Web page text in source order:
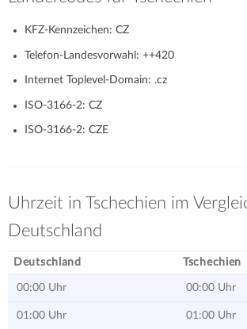
KFZ-Kennzeichen: CZ
Telefon-Landesvorwahl: ++420
Internet Toplevel-Domain: .cz
ISO-3166-2: CZ
ISO-3166-2: CZE
Uhrzeit in Tschechien im
Deutschland
Deutschland Tschechien
00:00 Uhr 00:00 Uhr
01:00 Uhr 01:00 Uhr